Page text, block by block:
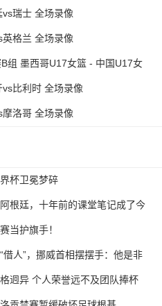
瑞士 全场录像
格兰 全场录像
组 墨西哥U17女篮 - 中国U17女
比利时 全场录像
洛哥 全场录像
杯卫冕梦碎
根廷，十年前的课堂笔记成了今
当护旗手！
人”，挪威首相摆摆手：他是非
迥异 个人荣誉远不及团队捧杯